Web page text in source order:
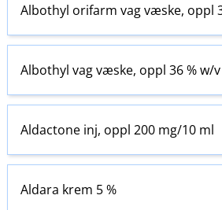
Albothyl orifarm vag væske, oppl
Albothyl vag væske, oppl 36 % w​/​v
Aldactone inj, oppl 200 mg/10 ml
Aldara krem 5 %